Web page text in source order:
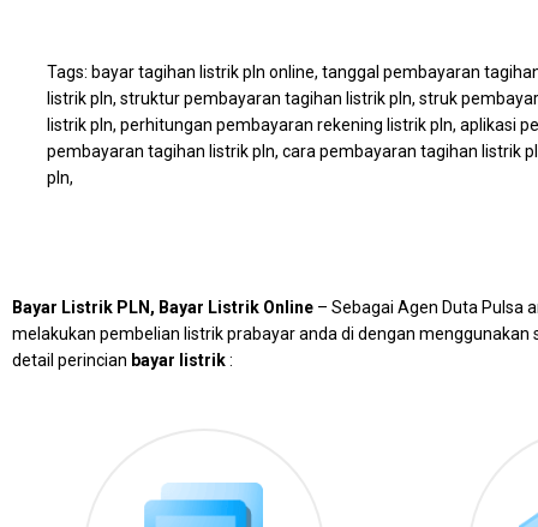
Tags: bayar tagihan listrik pln online, tanggal pembayaran
listrik pln, struktur pembayaran tagihan listrik pln, struk
listrik pln, perhitungan pembayaran rekening listrik pln, aplikasi
pembayaran tagihan listrik pln, cara pembayaran tagihan listrik
pln,
Bayar Listrik PLN, Bayar Listrik Online – Sebagai Agen Duta Pulsa
melakukan pembelian listrik prabayar anda di dengan
detail perincian bayar listrik: